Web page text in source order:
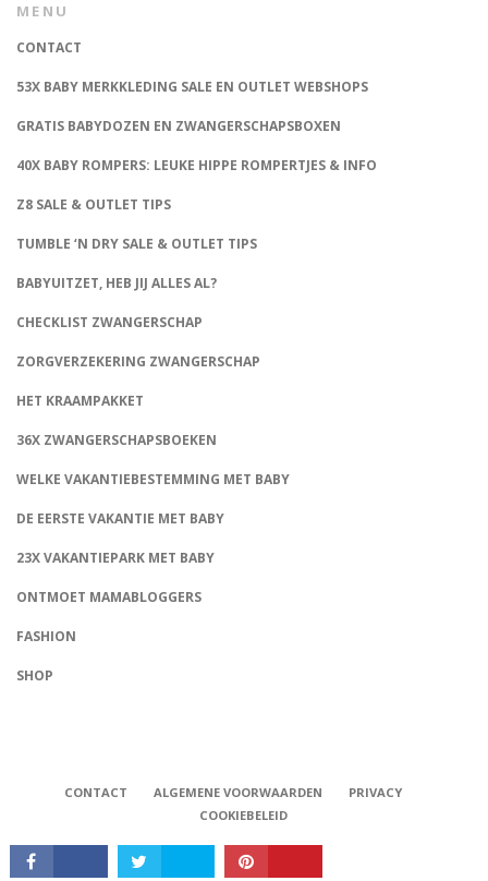
MENU
CONTACT
53X BABY MERKKLEDING SALE EN OUTLET WEBSHOPS
GRATIS BABYDOZEN EN ZWANGERSCHAPSBOXEN
40X BABY ROMPERS: LEUKE HIPPE ROMPERTJES & INFO
Z8 SALE & OUTLET TIPS
TUMBLE ‘N DRY SALE & OUTLET TIPS
BABYUITZET, HEB JIJ ALLES AL?
CHECKLIST ZWANGERSCHAP
ZORGVERZEKERING ZWANGERSCHAP
HET KRAAMPAKKET
36X ZWANGERSCHAPSBOEKEN
WELKE VAKANTIEBESTEMMING MET BABY
DE EERSTE VAKANTIE MET BABY
23X VAKANTIEPARK MET BABY
ONTMOET MAMABLOGGERS
FASHION
SHOP
CONTACT ALGEMENE VOORWAARDEN
PRIVACY
COOKIEBELEID
Babystraatje.nl, Copyright © 2019